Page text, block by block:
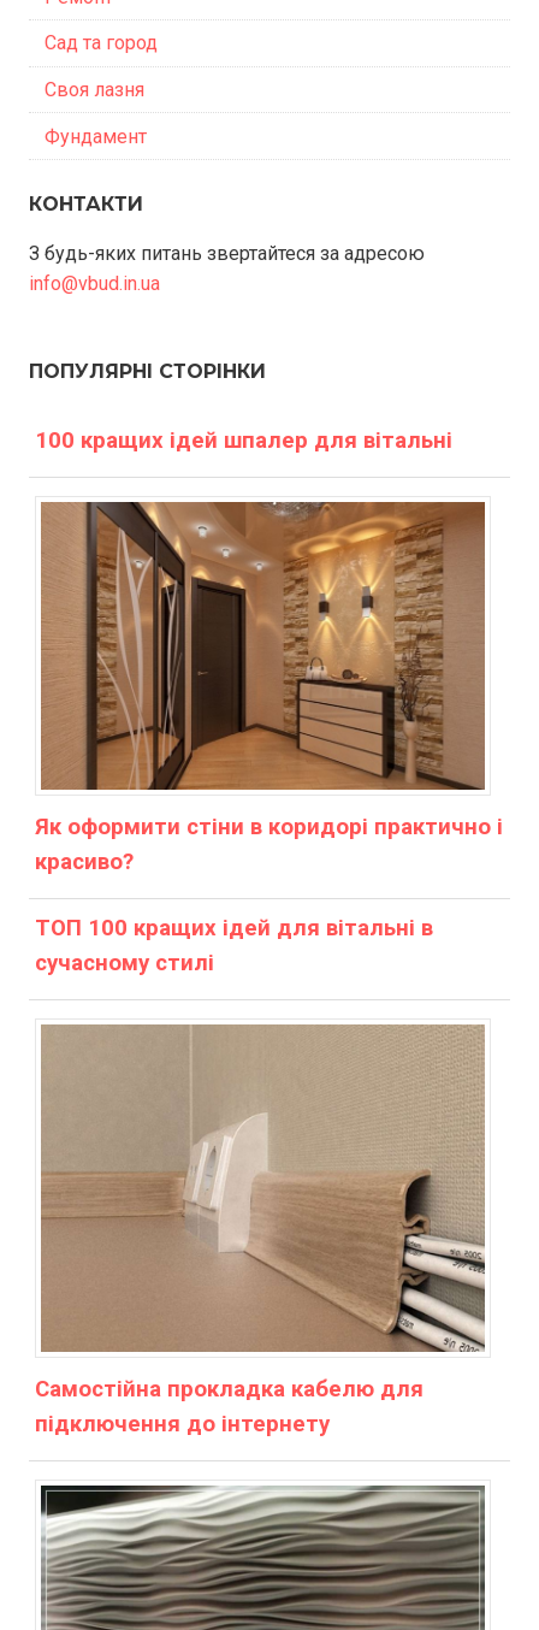
Сад та город
Своя лазня
Фундамент
КОНТАКТИ
З будь-яких питань звертайтеся за адресою
info@vbud.in.ua
ПОПУЛЯРНІ СТОРІНКИ
100 кращих ідей шпалер для вітальні
Як оформити стіни в коридорі практично і
красиво?
ТОП 100 кращих ідей для вітальні в
сучасному стилі
Самостійна прокладка кабелю для
підключення до інтернету